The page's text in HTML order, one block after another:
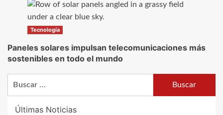
Tecnología
Paneles solares impulsan telecomunicaciones más
sostenibles en todo el mundo
Últimas Noticias